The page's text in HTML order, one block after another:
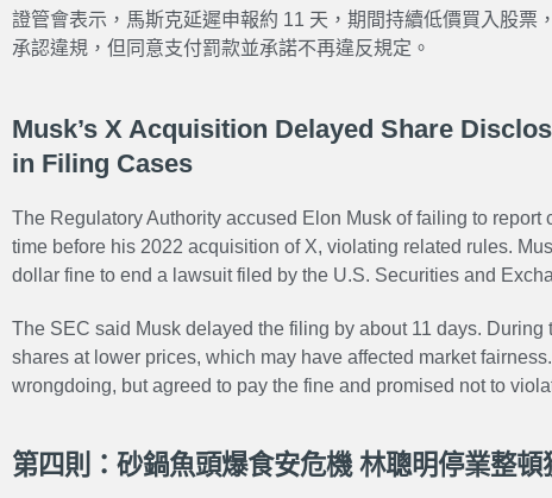
證管會表示，馬斯克延遲申報約 11 天，期間持續低價買入股票
承認違規，但同意支付罰款並承諾不再違反規定。
Musk’s X Acquisition Delayed Share
in Filing Cases
The Regulatory Authority accused Elon Musk of failing to
time before his 2022 acquisition of X, violating related rules.
dollar fine to end a lawsuit filed by the U.S. Securities and
The SEC said Musk delayed the filing by about 11 days. During
shares at lower prices, which may have affected market
wrongdoing, but agreed to pay the fine and promised not to
第四則：砂鍋魚頭爆食安危機 林聰明停業整頓